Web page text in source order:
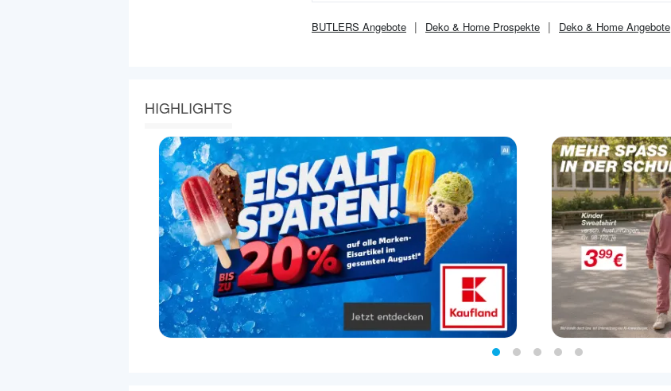
BUTLERS Angebote Deko & Home Prospekte Deko & Home Angebote
HIGHLIGHTS